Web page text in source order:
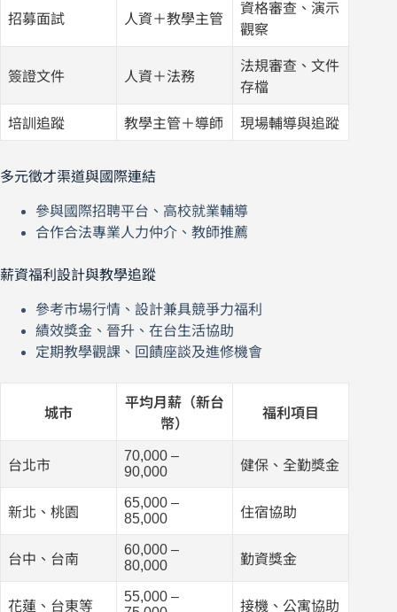
招募面試 人資＋教學主管
資格審查、演示
觀察
簽證文件 人資＋法務
法規審查、文件
存檔
培訓追蹤 教學主管＋導師 現場輔導與追蹤
多元徵才渠道與國際連結
參與國際招聘平台、高校就業輔導
合作合法專業人力仲介、教師推薦
薪資福利設計與教學追蹤
參考市場行情、設計兼具競爭力福利
績效獎金、晉升、在台生活協助
定期教學觀課、回饋座談及進修機會
城市
平均月薪（新台
幣）
福利項目
台北市
70,000 –
90,000
健保、全勤獎金
新北、桃園
65,000 –
85,000
住宿協助
台中、台南
60,000 –
80,000
勤資獎金
花蓮、台東等
55,000 –
接機、公寓協助